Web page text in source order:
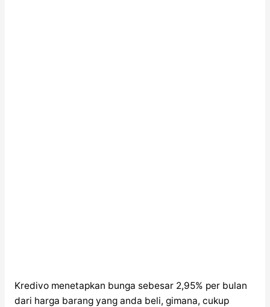
Kredivo menetapkan bunga sebesar 2,95% per bulan
dari harga barang yang anda beli, gimana, cukup